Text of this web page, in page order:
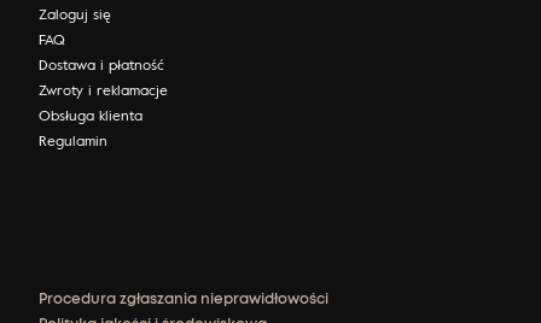
Zaloguj się
FAQ
Dostawa i płatność
Zwroty i reklamacje
Obsługa klienta
Regulamin
Procedura zgłaszania nieprawidłowości